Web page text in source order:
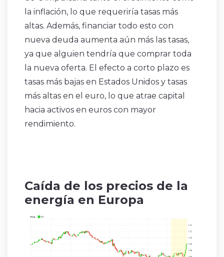
la inflación, lo que requeriría tasas más
altas. Además, financiar todo esto con
nueva deuda aumenta aún más las tasas,
ya que alguien tendría que comprar toda
la nueva oferta. El efecto a corto plazo es
tasas más bajas en Estados Unidos y tasas
más altas en el euro, lo que atrae capital
hacia activos en euros con mayor
rendimiento.
Caída de los precios de la
energía en Europa